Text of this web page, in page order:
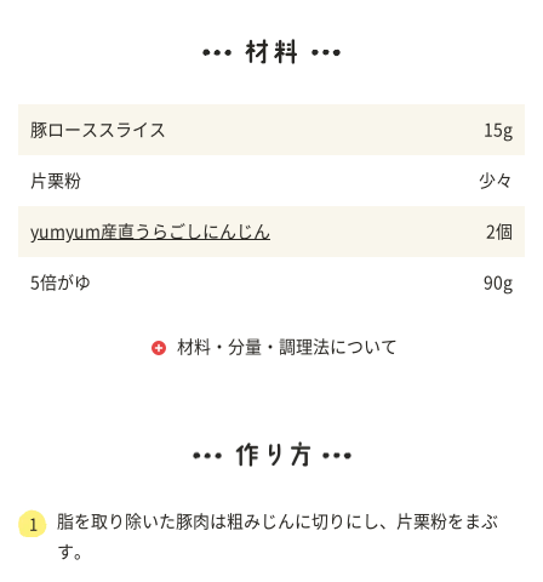
豚ローススライス 15g
片栗粉 少々
yumyum産直うらごしにんじん 2個
5倍がゆ 90g
材料・分量・調理法について
1
脂を取り除いた豚肉は粗みじんに切りにし、片栗粉をまぶ
す。